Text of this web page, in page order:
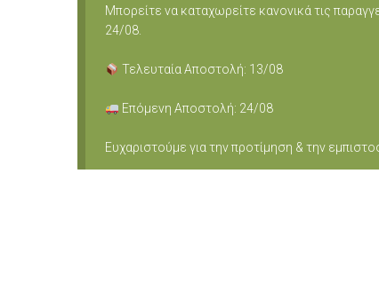
Μπορείτε να καταχωρείτε κανονικά τις
24/08.
Τελευταία Αποστολή: 13/08
Επόμενη Αποστολή: 24/08
Ευχαριστούμε για την προτίμηση & την